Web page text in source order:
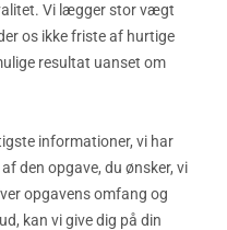
Vi lægger stor vægt
os ikke friste af hurtige
resultat uanset om
informationer, vi har
den opgave, du ønsker, vi
opgavens omfang og
kan vi give dig på din